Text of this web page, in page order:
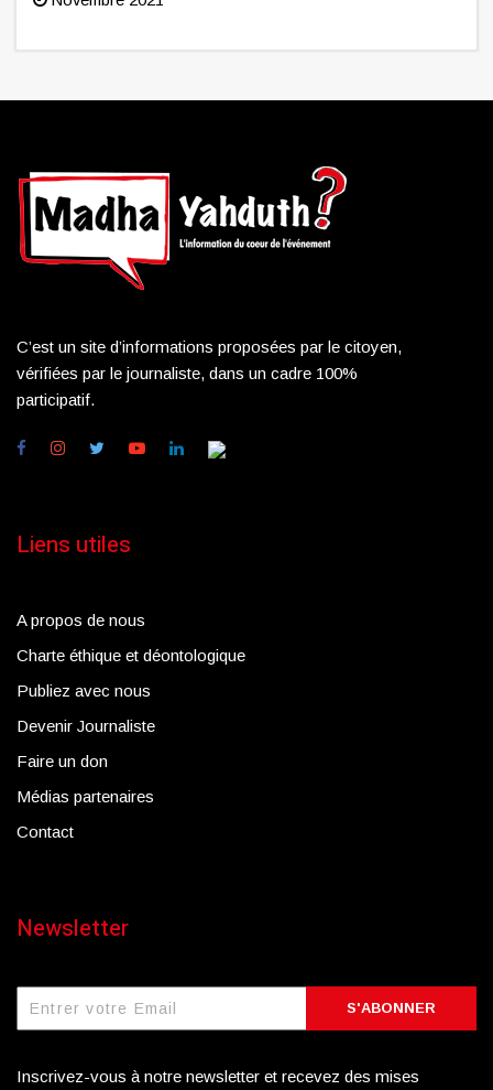
C’est un site d’informations proposées par le citoyen,
vérifiées par le journaliste, dans un cadre 100%
participatif.
Liens utiles
A propos de nous
Charte éthique et déontologique
Publiez avec nous
Devenir Journaliste
Faire un don
Médias partenaires
Contact
Newsletter
S'ABONNER
Inscrivez-vous à notre newsletter et recevez des mises